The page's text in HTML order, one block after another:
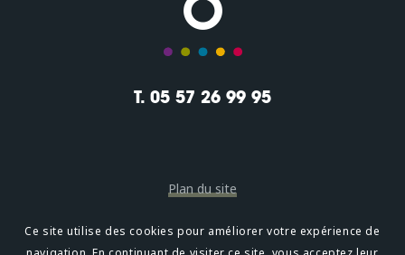
T. 05 57 26 99 95
Plan du site
Mentions légales
Ce site utilise des cookies pour améliorer votre expérience de